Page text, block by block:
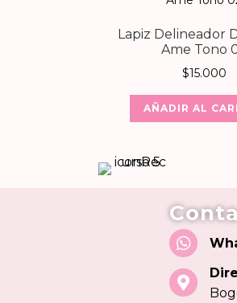
Lapiz Delineador
Ame Tono
$15.000
AÑADIR AL